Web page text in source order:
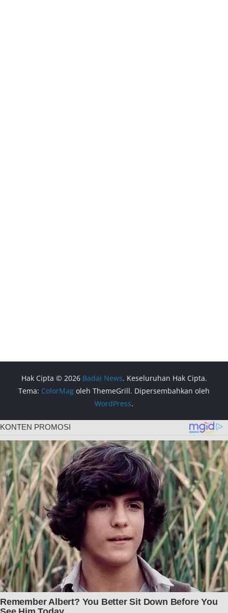
Hak Cipta © 2026 Badai News. Keseluruhan Hak Cipta.
Tema: ColorMag oleh ThemeGrill. Dipersembahkan oleh
WordPress.